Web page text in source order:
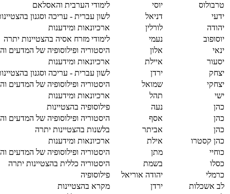
טרבולוס
יוסי
לימודי הערבית והאסלאם
ידעי
דניאל
לשון עברית - עריכה וסגנון
יהודה
לורלין
ארכיונאות ומידענות
יוסופוב
נעמי
לימודי מזרח אסיה בהצטיינות יתרה
ינאי
אלון
היסטוריה ופילוסופיה של המדעים
יסעור
איילת
ארכיונאות ומידענות
יצחק
ירדן
לשון עברית - עריכה וסגנון
יצחקי
שמואל
היסטוריה ופילוסופיה של המדעים
ישי
תהל
ארכיונאות ומידענות
כהן
נעה
פילוסופיה בהצטיינות
כהן
אסף
היסטוריה ופילוסופיה של המדעים
כהן
אביתר
בלשנות בהצטיינות יתרה
כהן קסטרו
אילת
ארכיונאות ומידענות
כוחיי
מתן
היסטוריה ופילוסופיה של המדעים
כסלו
בשמת
היסטוריה כללית בהצטיינות יתרה
כרמלי
יהודה אוריאל
פילוסופיה
לב אשכלות
ירדן
מקרא בהצטיינות